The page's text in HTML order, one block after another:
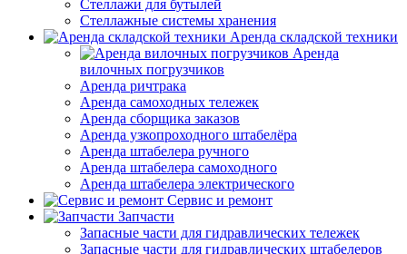
Стеллажи для бутылей
Стеллажные системы хранения
Аренда складской техники
Аренда
вилочных погрузчиков
Аренда ричтрака
Аренда самоходных тележек
Аренда сборщика заказов
Аренда узкопроходного штабелёра
Аренда штабелера ручного
Аренда штабелера самоходного
Аренда штабелера электрического
Сервис и ремонт
Запчасти
Запасные части для гидравлических тележек
Запасные части для гидравлических штабелеров